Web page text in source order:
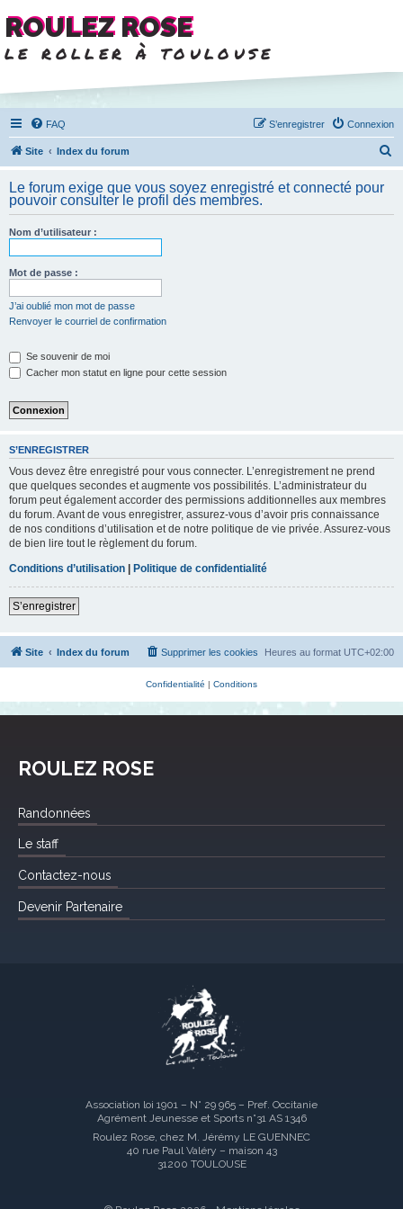
ROULEZ ROSE
le roller à toulouse
FAQ Connexion
S’enregistrer
Site Index du forum
h
Le forum exige que vous soyez enregistré et connecté pour
pouvoir consulter le profil des membres.
Nom d’utilisateur :
Mot de passe :
J’ai oublié mon mot de passe
Renvoyer le courriel de confirmation
Se souvenir de moi
Cacher mon statut en ligne pour cette session
S’ENREGISTRER
Vous devez être enregistré pour vous connecter. L’enregistrement ne prend
que quelques secondes et augmente vos possibilités. L’administrateur du
forum peut également accorder des permissions additionnelles aux membres
du forum. Avant de vous enregistrer, assurez-vous d’avoir pris connaissance
de nos conditions d’utilisation et de notre politique de vie privée. Assurez-vous
de bien lire tout le règlement du forum.
Conditions d’utilisation | Politique de confidentialité
S’enregistrer
Site Index du forum Heures au format UTC+02:00
Supprimer les cookies
Confidentialité | Conditions
ROULEZ ROSE
Randonnées
Le staff
Contactez-nous
Devenir Partenaire
Association loi 1901 – N° 29 965 – Pref. Occitanie
Agrément Jeunesse et Sports n°31 AS 1346
Roulez Rose, chez M. Jérémy LE GUENNEC
40 rue Paul Valéry – maison 43
31200 TOULOUSE